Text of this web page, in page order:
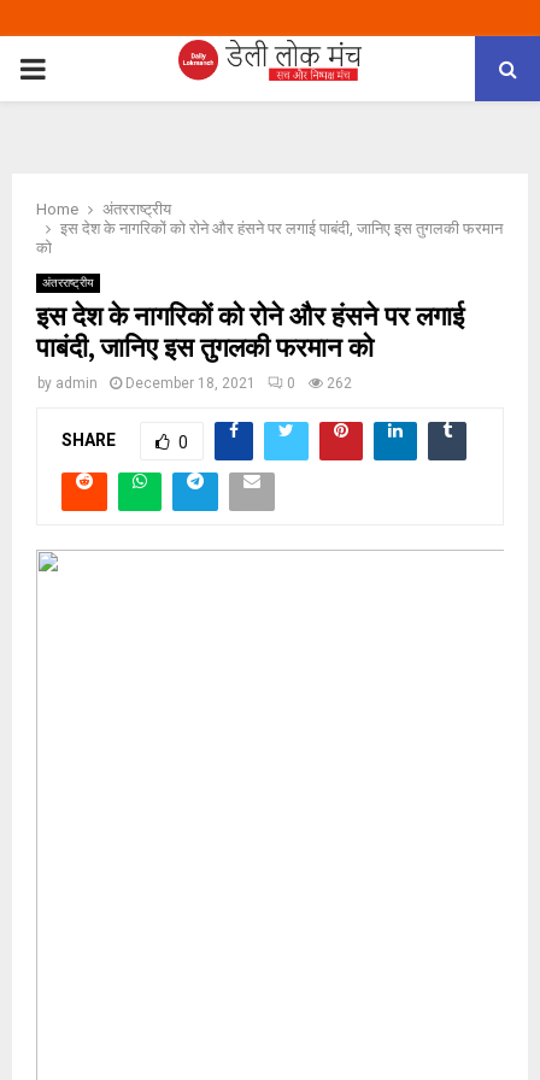
PRIMARY
Home
अंतरराष्ट्रीय
इस देश के नागरिकों को रोने और हंसने पर लगाई पाबंदी, जानिए इस तुगलकी फरमान
को
अंतरराष्ट्रीय
इस देश के नागरिकों को रोने और हंसने पर लगाई
पाबंदी, जानिए इस तुगलकी फरमान को
by admin December 18, 2021 0 262
SHARE 0